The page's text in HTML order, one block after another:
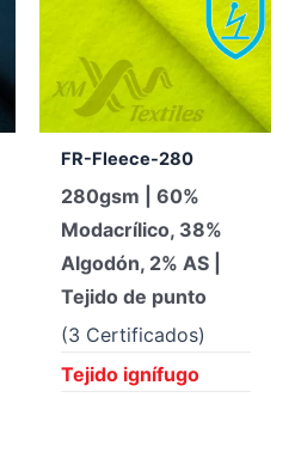
FR-Fleece-280
280gsm | 60%
Modacrílico, 38%
Algodón, 2% AS |
Tejido de punto
(3 Certificados)
Tejido ignífugo